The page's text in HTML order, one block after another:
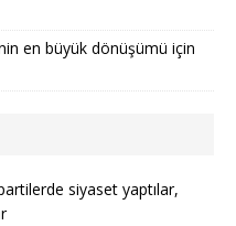
en büyük dönüşümü için
siyaset yaptılar,